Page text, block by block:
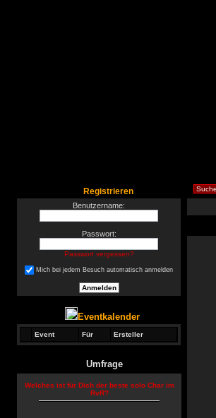
Registrieren
Benutzername:
Passwort:
Passwort vergessen?
Mich bei jedem Besuch automatisch anmelden
Eventkalender
Event Für Ersteller
Umfrage
Welches ist für Dich der beste solo Char im
RvR?